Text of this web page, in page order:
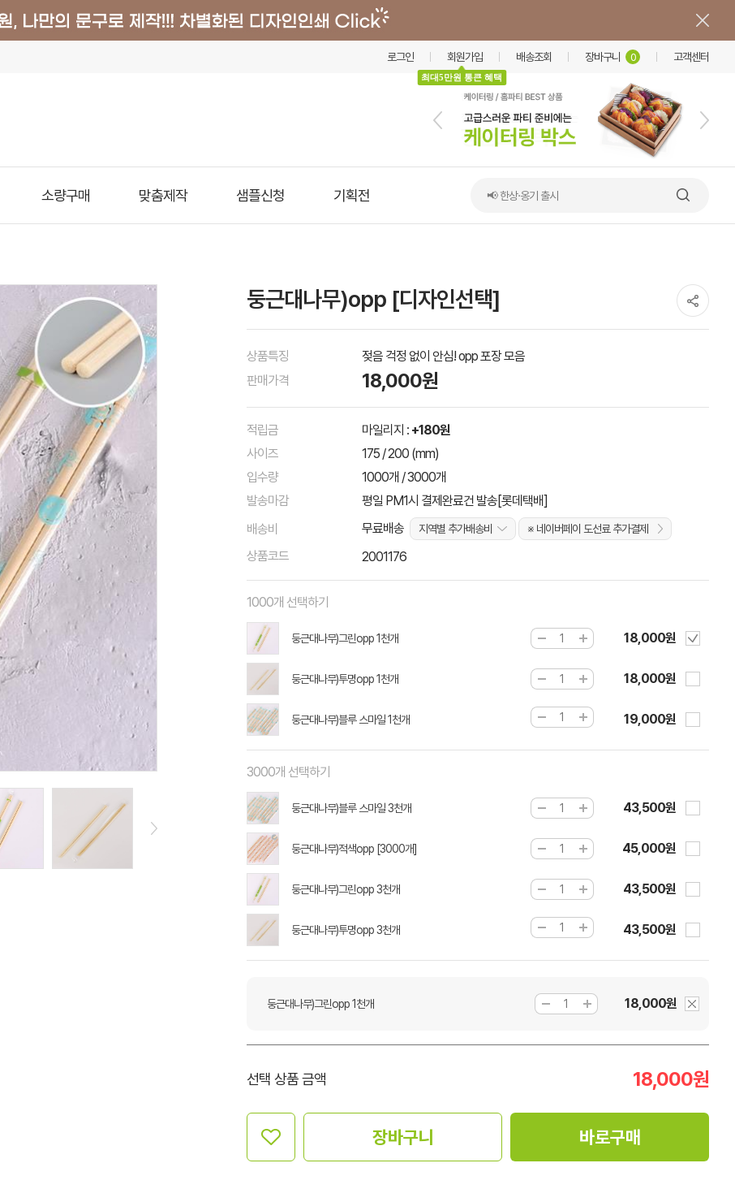
로그인 회원가입
최대5만원 통큰 혜택
배송조회 장바구니 0 고객센터
소량구매 맞춤제작 샘플신청 기획전 📢 한상·옹기 출시
둥근대나무)opp [디자인선택]
상품특징
젖음 걱정 없이 안심! opp 포장 모음
판매가격
18,000원
적립금 마일리지 : +180원
사이즈
175 / 200 (mm)
입수량
1000개 / 3000개
발송마감
평일 PM1시 결제완료건 발송[롯데택배]
배송비
무료배송 지역별 추가배송비 ※ 네이버페이 도선료 추가결제
상품코드 2001176
1000개 선택하기
둥근대나무)그린opp 1천개 18,000원
둥근대나무)투명opp 1천개 18,000원
둥근대나무)블루 스마일 1천개 19,000원
3000개 선택하기
둥근대나무)블루 스마일 3천개 43,500원
둥근대나무)적색opp [3000개] 45,000원
둥근대나무)그린opp 3천개 43,500원
둥근대나무)투명opp 3천개 43,500원
둥근대나무)그린opp 1천개 18,000원
선택 상품 금액 18,000원
장바구니 바로구매